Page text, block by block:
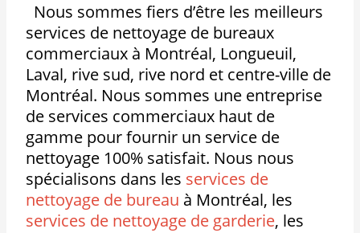
Nous sommes fiers d’être les meilleurs
services de nettoyage de bureaux
commerciaux à Montréal, Longueuil,
Laval, rive sud, rive nord et centre-ville de
Montréal. Nous sommes une entreprise
de services commerciaux haut de
gamme pour fournir un service de
nettoyage 100% satisfait. Nous nous
spécialisons dans les services de
nettoyage de bureau à Montréal, les
services de nettoyage de garderie, les